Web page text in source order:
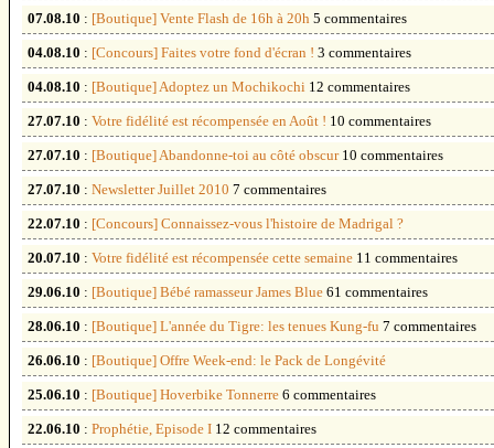
07.08.10 : [Boutique] Vente Flash de 16h à 20h 5 commentaires
04.08.10 : [Concours] Faites votre fond d'écran ! 3 commentaires
04.08.10 : [Boutique] Adoptez un Mochikochi 12 commentaires
27.07.10 : Votre fidélité est récompensée en Août ! 10 commentaires
27.07.10 : [Boutique] Abandonne-toi au côté obscur 10 commentaires
27.07.10 : Newsletter Juillet 2010 7 commentaires
22.07.10 : [Concours] Connaissez-vous l'histoire de Madrigal ?
20.07.10 : Votre fidélité est récompensée cette semaine 11 commentaires
29.06.10 : [Boutique] Bébé ramasseur James Blue 61 commentaires
28.06.10 : [Boutique] L'année du Tigre: les tenues Kung-fu 7 commentaires
26.06.10 : [Boutique] Offre Week-end: le Pack de Longévité
25.06.10 : [Boutique] Hoverbike Tonnerre 6 commentaires
22.06.10 : Prophétie, Episode I 12 commentaires